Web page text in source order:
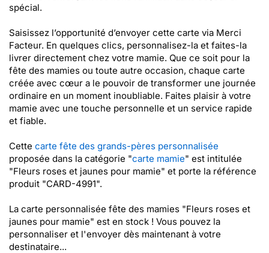
spécial.
Saisissez l’opportunité d’envoyer cette carte via Merci
Facteur. En quelques clics, personnalisez-la et faites-la
livrer directement chez votre mamie. Que ce soit pour la
fête des mamies ou toute autre occasion, chaque carte
créée avec cœur a le pouvoir de transformer une journée
ordinaire en un moment inoubliable. Faites plaisir à votre
mamie avec une touche personnelle et un service rapide
et fiable.
Cette carte fête des grands-pères personnalisée
proposée dans la catégorie "carte mamie" est intitulée
"Fleurs roses et jaunes pour mamie" et porte la référence
produit "CARD-4991".
La carte personnalisée fête des mamies "Fleurs roses et
jaunes pour mamie" est en stock ! Vous pouvez la
personnaliser et l'envoyer dès maintenant à votre
destinataire...